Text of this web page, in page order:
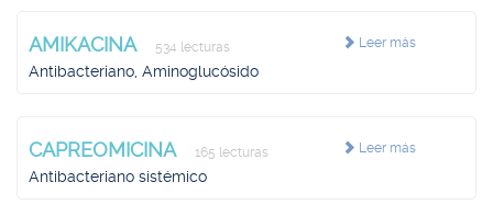
Leer más
AMIKACINA 534 lecturas
Antibacteriano, Aminoglucósido
Leer más
CAPREOMICINA 165 lecturas
Antibacteriano sistémico